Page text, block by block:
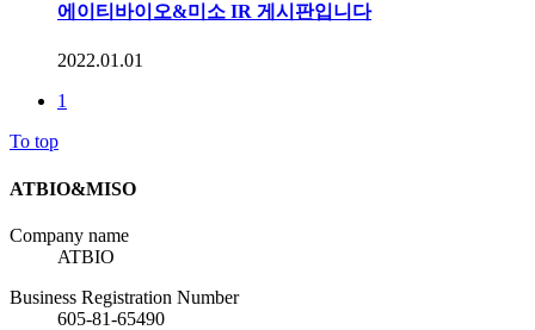
에이티바이오&미소 IR 게시판입니다
2022.01.01
1
To top
ATBIO&MISO
Company name
ATBIO
Business Registration Number
605-81-65490